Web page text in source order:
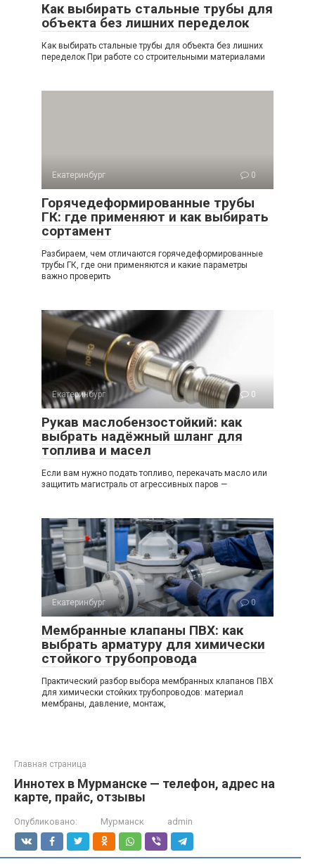
Как выбирать стальные трубы для
объекта без лишних переделок
Как выбирать стальные трубы для объекта без лишних
переделок При работе со строительными материалами
Екатеринбург 0
Горячедеформированные трубы
ГК: где применяют и как выбирать
сортамент
Разбираем, чем отличаются горячедеформированные
трубы ГК, где они применяются и какие параметры
важно проверить
Екатеринбург 0
Рукав маслобензостойкий: как
выбрать надёжный шланг для
топлива и масел
Если вам нужно подать топливо, перекачать масло или
защитить магистраль от агрессивных паров —
Екатеринбург 0
Мембранные клапаны ПВХ: как
выбрать арматуру для химически
стойкого трубопровода
Практический разбор выбора мембранных клапанов ПВХ
для химически стойких трубопроводов: материал
мембраны, давление, монтаж,
Главная страница
Иннотех в Мурманске — телефон, адрес на
карте, прайс, отзывы
Опубликовано: Мурманск admin